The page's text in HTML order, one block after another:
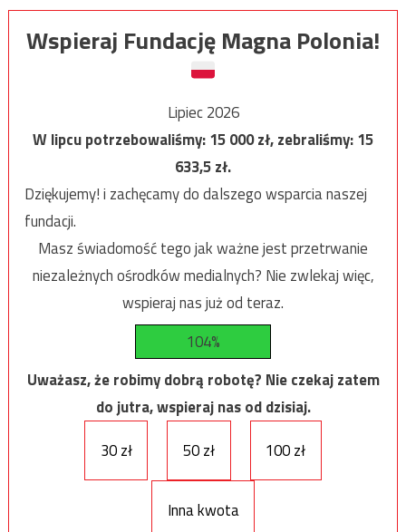
Wspieraj Fundację Magna Polonia!
Lipiec 2026
W lipcu potrzebowaliśmy:15 000zł, zebraliśmy:15
633,5zł.
Dziękujemy! i zachęcamy do dalszego wsparcia naszej
fundacji.
Masz świadomość tego jak ważne jest przetrwanie
niezależnych ośrodków medialnych? Nie zwlekaj więc,
wspieraj nas już od teraz.
104%
Uważasz, że robimy dobrą robotę? Nie czekaj zatem
do jutra, wspieraj nas od dzisiaj.
30 zł
50 zł 100 zł
Inna kwota